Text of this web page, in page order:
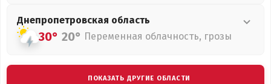
Днепропетровская область
30° 20° Переменная облачность, грозы
ПОКАЗАТЬ ДРУГИЕ ОБЛАСТИ